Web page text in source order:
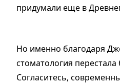
придумали еще в
Но именно благодаря
стоматология
Согласитесь,